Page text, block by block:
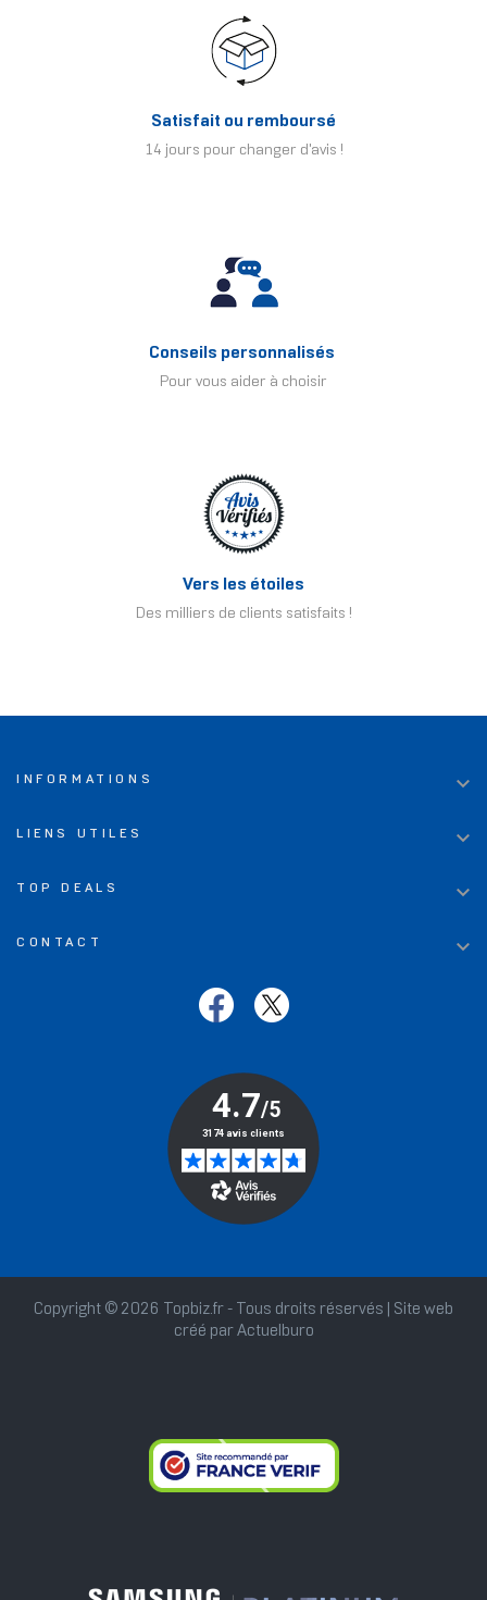
Satisfait ou remboursé
14 jours pour changer d'avis !
Conseils personnalisés
Pour vous aider à choisir
Vers les étoiles
Des milliers de clients satisfaits !
INFORMATIONS 
LIENS UTILES 
TOP DEALS 
CONTACT 
Copyright © 2026 Topbiz.fr - Tous droits réservés | Site web
créé par Actuelburo